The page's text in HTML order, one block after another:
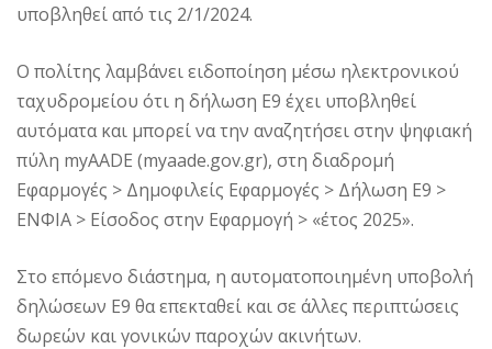
υποβληθεί από τις 2/1/2024.
Ο πολίτης λαμβάνει ειδοποίηση μέσω ηλεκτρονικού
ταχυδρομείου ότι η δήλωση Ε9 έχει υποβληθεί
αυτόματα και μπορεί να την αναζητήσει στην ψηφιακή
πύλη myAADE (myaade.gov.gr), στη διαδρομή
Εφαρμογές > Δημοφιλείς Εφαρμογές > Δήλωση Ε9 >
ΕΝΦΙΑ > Είσοδος στην Εφαρμογή > «έτος 2025».
Στο επόμενο διάστημα, η αυτοματοποιημένη υποβολή
δηλώσεων Ε9 θα επεκταθεί και σε άλλες περιπτώσεις
δωρεών και γονικών παροχών ακινήτων.